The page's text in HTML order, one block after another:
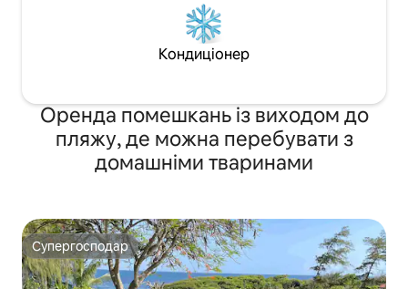
Кондиціонер
Оренда помешкань із виходом до
пляжу, де можна перебувати з
домашніми тваринами
Супергосподар
Супергосподар